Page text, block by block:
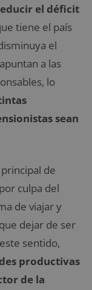
el déficit
tiene el país
el
a las
lo
sean
de
culpa del
de viajar y
dejar de ser
sentido,
productivas
de la